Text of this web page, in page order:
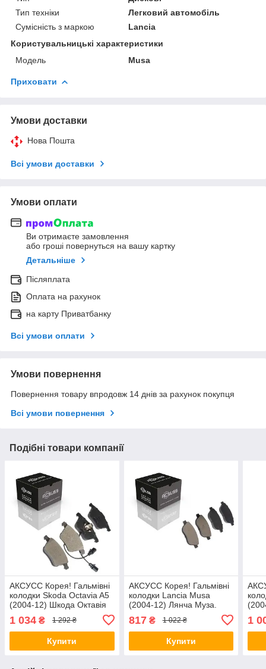
Тип техніки
Легковий автомобіль
Сумісність з маркою
Lancia
Користувальницькі характеристики
Мoдель
Musa
Приховати
Умови доставки
Нова Пошта
Всі умови доставки
Умови оплати
Ви отримаєте замовлення
або гроші повернуться на вашу картку
Детальніше
Післяплата
Оплата на рахунок
на карту Приватбанку
Всі умови оплати
Умови повернення
Повернення товару впродовж 14 днів за рахунок покупця
Всі умови повернення
Подібні товари компанії
АКСУСС Корея! Гальмівні
колодки Skoda Octavia A5
(2004-12) Шкода Октавія
А5. Передні. З датчиками!
GDB1809 , FDB4223
1 034 ₴ 1 292 ₴
Купити
АКСУСС Корея! Гальмівні
колодки Lancia Musa
(2004-12) Лянча Муза.
FDB5028 , FDB1476
817₴ 1 022 ₴
Купити
1